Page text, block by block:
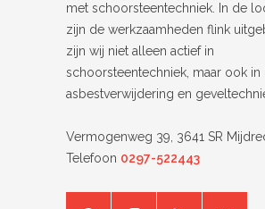
met schoorsteentechniek. In de
zijn de werkzaamheden flink
zijn wij niet alleen actief in
schoorsteentechniek, maar ook in
asbestverwijdering en
Vermogenweg 39, 3641 SR
Telefoon 0297-522443